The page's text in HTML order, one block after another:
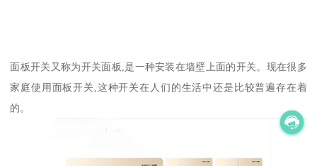
面板开关又称为开关面板,是一种安装在墙壁上面的开关。现在很多
家庭使用面板开关,这种开关在人们的生活中还是比较普遍存在着
的。